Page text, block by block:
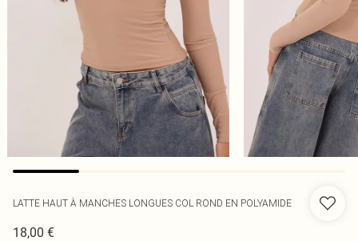
LATTE HAUT À MANCHES LONGUES COL ROND EN POLYAMIDE
18,00 €